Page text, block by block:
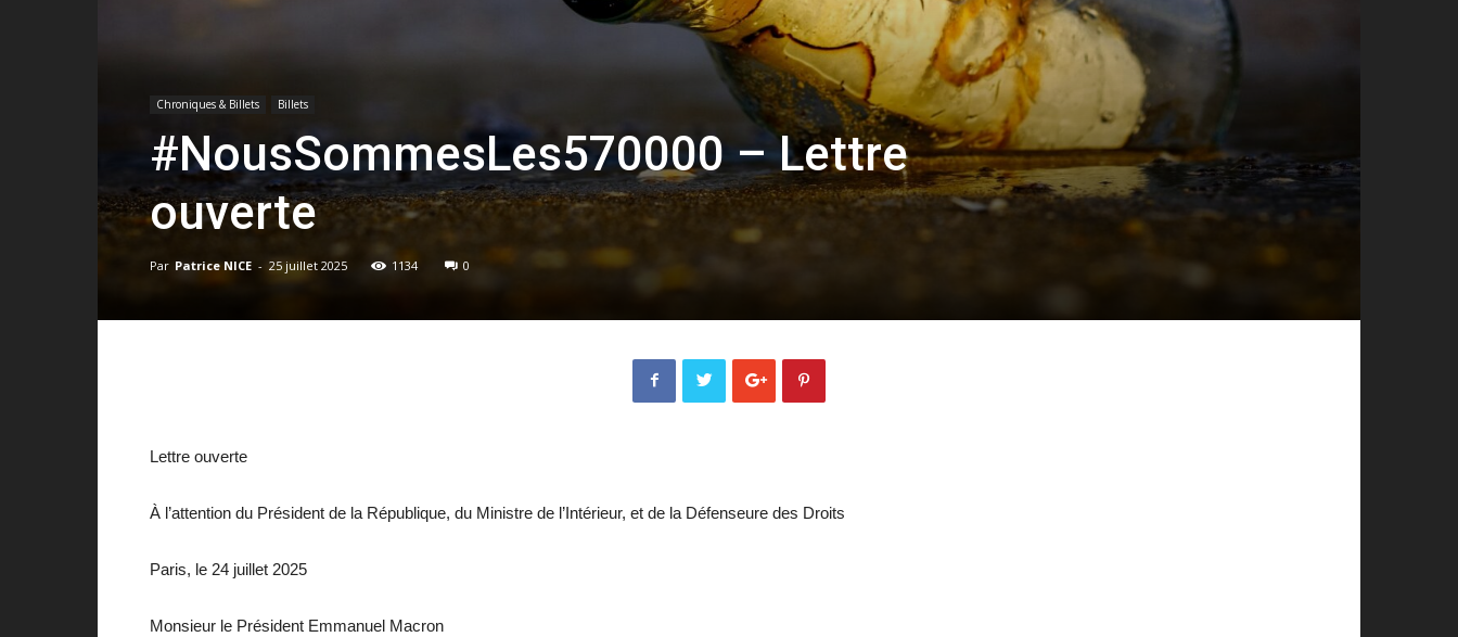
Chroniques & Billets Billets
#NousSommesLes570000 – Lettre
ouverte
Par Patrice NICE - 25 juillet 2025 1134 0
Lettre ouverte
À l’attention du Président de la République, du Ministre de l’Intérieur, et de la Défenseure des Droits
Paris, le 24 juillet 2025
Monsieur le Président Emmanuel Macron